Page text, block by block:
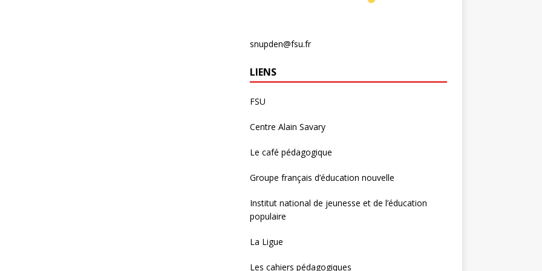
snupden@fsu.fr
LIENS
FSU
Centre Alain Savary
Le café pédagogique
Groupe français d’éducation nouvelle
Institut national de jeunesse et de l’éducation
populaire
La Ligue
Les cahiers pédagogiques